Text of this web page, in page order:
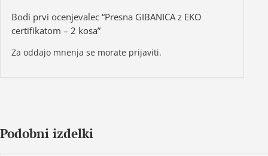
Bodi prvi ocenjevalec “Presna GIBANICA z EKO
certifikatom – 2 kosa”
Za oddajo mnenja se morate prijaviti.
Podobni izdelki